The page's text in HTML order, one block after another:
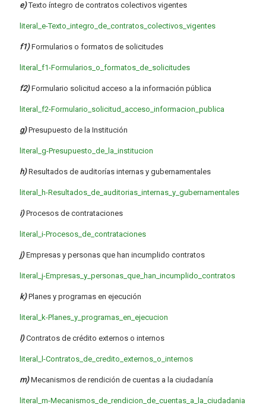
e)Texto íntegro de contratos colectivos vigentes
literal_e-Texto_integro_de_contratos_colectivos_vigentes
f1)Formularios o formatos de solicitudes
literal_f1-Formularios_o_formatos_de_solicitudes
f2)Formulario solicitud acceso a la información pública
literal_f2-Formulario_solicitud_acceso_informacion_publica
g) Presupuesto de la Institución
literal_g-Presupuesto_de_la_institucion
h)Resultados de auditorías internas y gubernamentales
literal_h-Resultados_de_auditorias_internas_y_gubernamentales
i) Procesos de contrataciones
literal_i-Procesos_de_contrataciones
j) Empresas y personas que han incumplido contratos
literal_j-Empresas_y_personas_que_han_incumplido_contratos
k) Planes y programas en ejecución
literal_k-Planes_y_programas_en_ejecucion
l) Contratos de crédito externos o internos
literal_l-Contratos_de_credito_externos_o_internos
m)Mecanismos de rendición de cuentas a la ciudadanía
literal_m-Mecanismos_de_rendicion_de_cuentas_a_la_ciudadania